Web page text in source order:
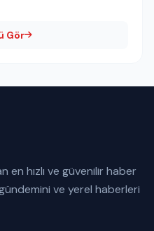
Gör
en hızlı ve güvenilir haber
ve yerel haberleri